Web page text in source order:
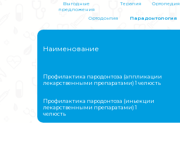
Профилактика пародонтоза (иньекции
лекарственными препаратами) 1
челюсть
Профилактика пародонтоза (аппликации
лекарственными препаратами) 1 челюсть
Наименование
Выгодные
предложения
Терапия Ортопедия
Ортодонтия Парадонтология